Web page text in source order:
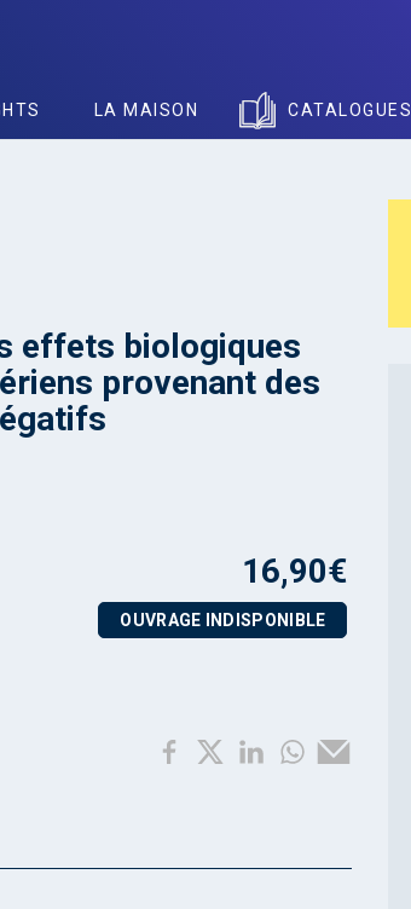
LA MAISON CATALOGUES
effets biologiques
provenant des
16,90€
OUVRAGE INDISPONIBLE